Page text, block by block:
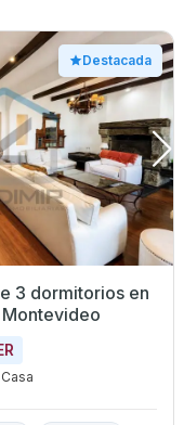
Destacada
dormitorios en
Casa